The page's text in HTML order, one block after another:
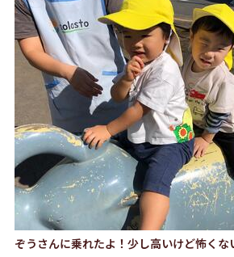
ぞうさんに乗れたよ！少し高いけど怖くな